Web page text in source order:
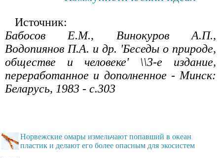
Источник:
Бабосов Е.М., Винокуров А.П.,
Водопиянов П.А. и др. 'Беседы о природе,
обществе и человеке' \\3-е издание,
переработанное и дополненное - Минск:
Беларусь, 1983 - с.303
Норвежские омары измельчают попавший в океан
пластик и делают его более опасным для экосистем